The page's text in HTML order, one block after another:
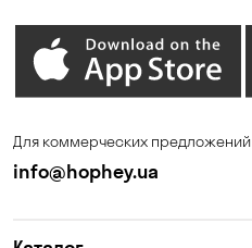
Для коммерческих предложений
info@hophey.ua